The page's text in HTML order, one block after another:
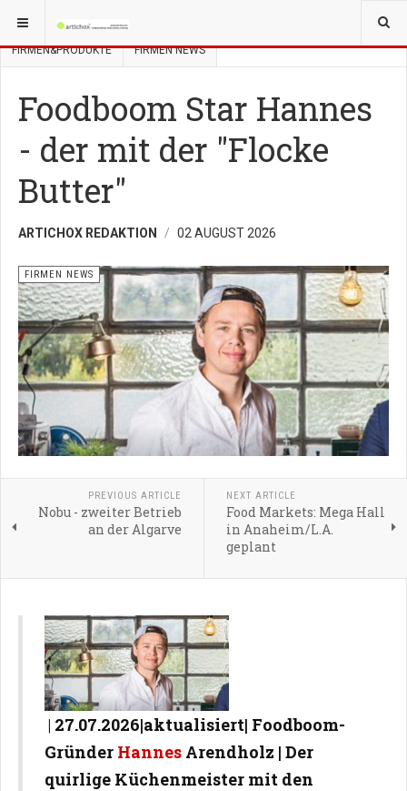
YOU ARE HERE:
FIRMEN&PRODUKTE FIRMEN NEWS
Foodboom Star Hannes
- der mit der "Flocke
Butter"
ARTICHOX REDAKTION 02 AUGUST 2026
FIRMEN NEWS
PREVIOUS ARTICLE
Nobu - zweiter Betrieb
an der Algarve
NEXT ARTICLE
Food Markets: Mega Hall
in Anaheim/L.A.
geplant
| 27.07.2026|aktualisiert| Foodboom-
Gründer Hannes Arendholz | Der
quirlige Küchenmeister mit den